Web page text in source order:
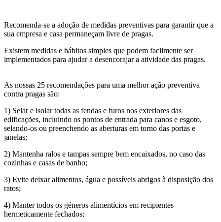
Recomenda-se a adoção de medidas preventivas para garantir que a
sua empresa e casa permaneçam livre de pragas.
Existem medidas e hábitos simples que podem facilmente ser
implementados para ajudar a desencorajar a atividade das pragas.
As nossas 25 recomendações para uma melhor ação preventiva
contra pragas são:
1) Selar e isolar todas as fendas e furos nos exteriores das
edificações, incluindo os pontos de entrada para canos e esgoto,
selando-os ou preenchendo as aberturas em torno das portas e
janelas;
2) Mantenha ralos e tampas sempre bem encaixados, no caso das
cozinhas e casas de banho;
3) Evite deixar alimentos, água e possíveis abrigos à disposição dos
ratos;
4) Manter todos os géneros alimentícios em recipientes
hermeticamente fechados;